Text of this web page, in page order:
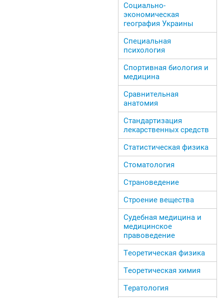
Социально-
экономическая
география Украины
Специальная
психология
Спортивная биология и
медицина
Сравнительная
анатомия
Стандартизация
лекарственных средств
Статистическая физика
Стоматология
Страноведение
Строение вещества
Судебная медицина и
медицинское
правоведение
Теоретическая физика
Теоретическая химия
Тератология